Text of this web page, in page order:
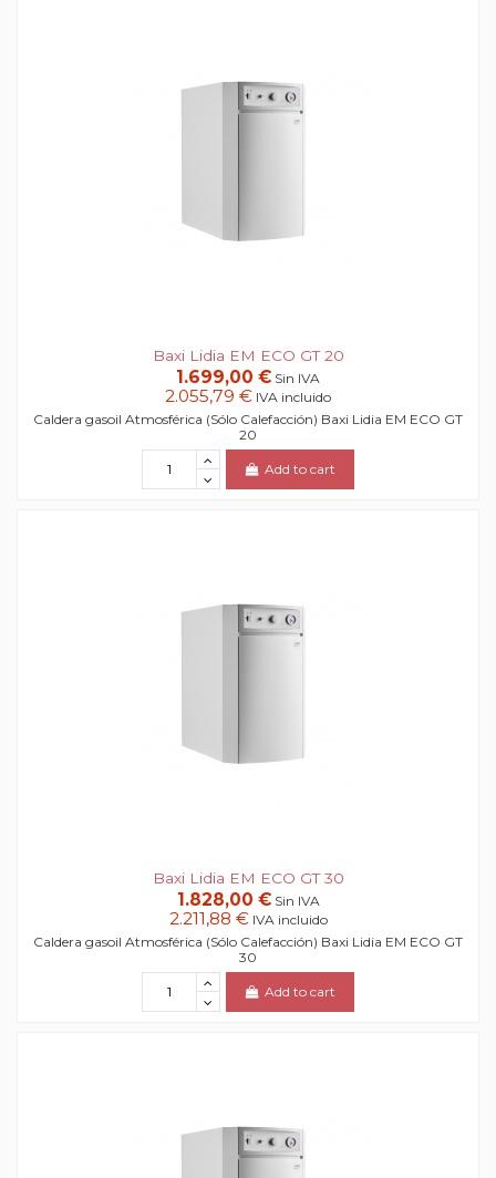
Baxi Lidia EM ECO GT 20
1.699,00 € Sin IVA
2.055,79 € IVA incluido
Caldera gasoil Atmosférica (Sólo Calefacción) Baxi Lidia EM ECO GT
20
Add to cart
Baxi Lidia EM ECO GT 30
1.828,00 € Sin IVA
2.211,88 € IVA incluido
Caldera gasoil Atmosférica (Sólo Calefacción) Baxi Lidia EM ECO GT
30
Add to cart